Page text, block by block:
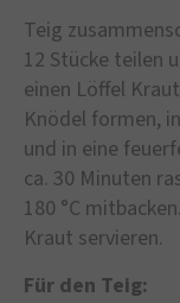
Teig
12 Stücke teilen
einen Löffel
Knödel formen,
und in eine
ca. 30 Minuten
180 °C
Kraut servieren.
Für den Teig: